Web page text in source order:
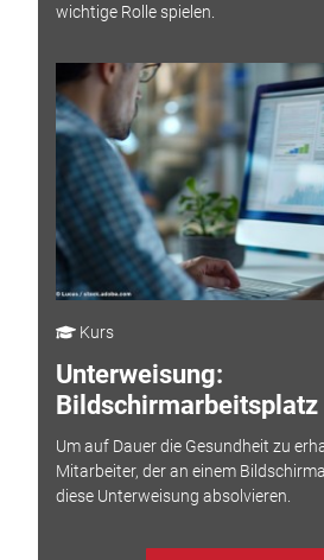
wichtige Rolle spielen.
Kurs
Unterweisung:
Um auf Dauer die Gesundheit zu
Mitarbeiter, der an einem
diese Unterweisung absolvieren.